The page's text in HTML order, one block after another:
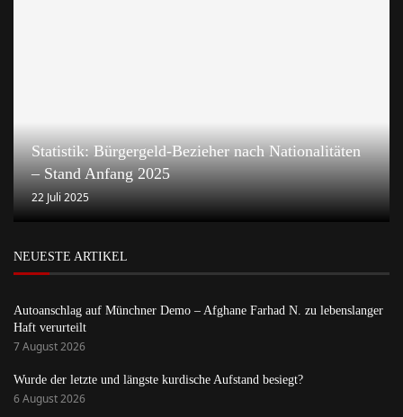
Statistik: Bürgergeld-Bezieher nach Nationalitäten
– Stand Anfang 2025
22 Juli 2025
NEUESTE ARTIKEL
Autoanschlag auf Münchner Demo – Afghane Farhad N. zu lebenslanger
Haft verurteilt
7 August 2026
Wurde der letzte und längste kurdische Aufstand besiegt?
6 August 2026